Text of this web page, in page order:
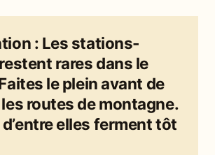
: Les stations-
rares dans le
le plein avant de
routes de montagne.
elles ferment tôt